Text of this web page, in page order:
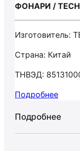
ФОНАРИ /
Изготовитель:
Страна: Китай
ТНВЭД:
Подробнее
Подробнее